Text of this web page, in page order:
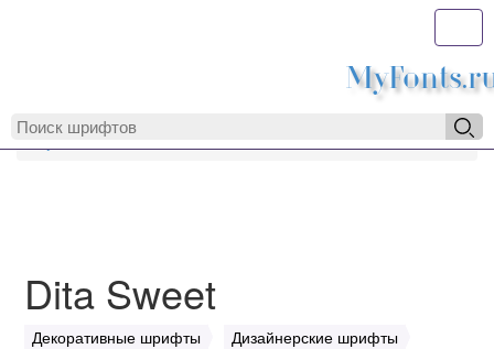
MyFonts.ru
Dita Sweet
Декоративные шрифты
Дизайнерские шрифты